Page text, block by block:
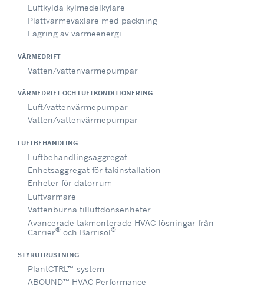
Luftkylda kylmedelkylare
Plattvärmeväxlare med packning
Lagring av värmeenergi
VÄRMEDRIFT
Vatten/vattenvärmepumpar
VÄRMEDRIFT OCH LUFTKONDITIONERING
Luft/vattenvärmepumpar
Vatten/vattenvärmepumpar
LUFTBEHANDLING
Luftbehandlingsaggregat
Enhetsaggregat för takinstallation
Enheter för datorrum
Luftvärmare
Vattenburna tilluftdonsenheter
Avancerade takmonterade HVAC-lösningar från
Carrier® och Barrisol®
STYRUTRUSTNING
PlantCTRL™-system
ABOUND™ HVAC Performance